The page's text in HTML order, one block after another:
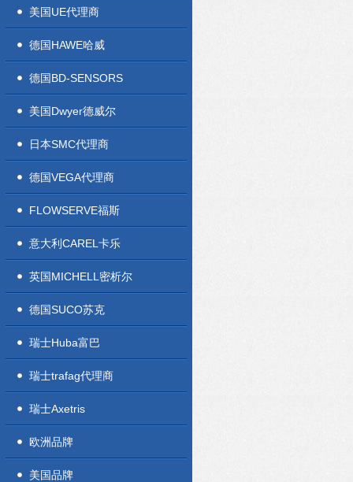
美国UE代理商
德国HAWE哈威
德国BD-SENSORS
美国Dwyer德威尔
日本SMC代理商
德国VEGA代理商
FLOWSERVE福斯
意大利CAREL卡乐
英国MICHELL密析尔
德国SUCO苏克
瑞士Huba富巴
瑞士trafag代理商
瑞士Axetris
欧洲品牌
美国品牌